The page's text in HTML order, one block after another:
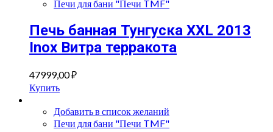
Печи для бани "Печи TMF"
Печь банная Тунгуска XXL 2013
Inox Витра терракота
47999,00₽
Купить
Добавить в список желаний
Печи для бани "Печи TMF"